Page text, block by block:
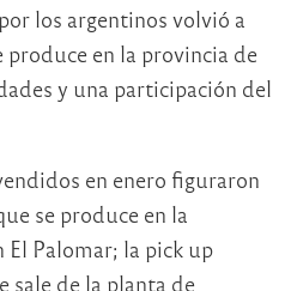
los argentinos volvió a
produce en la provincia de
y una participación del
en enero figuraron
se produce en la
Palomar; la pick up
sale de la planta de